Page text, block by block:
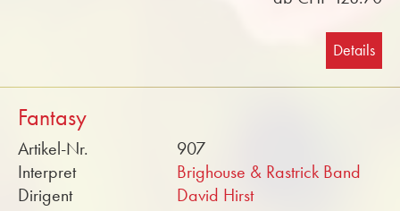
Details
Fantasy
Artikel-Nr.
907
Interpret
Brighouse & Rastrick Band
Dirigent
David Hirst